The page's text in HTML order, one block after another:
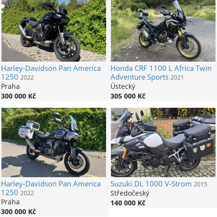
Harley-Davidson Pan America
1250 2022
Praha
300 000 Kč
HondaCRF 1100 L Africa Twin
Adventure Sports 2021
Ústecký
305 000 Kč
Harley-Davidson Pan America
1250 2022
Praha
300 000 Kč
Suzuki DL 1000 V-Strom 2015
Středočeský
140 000 Kč